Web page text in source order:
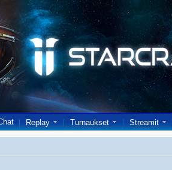
Replay Turnaukset Streamit